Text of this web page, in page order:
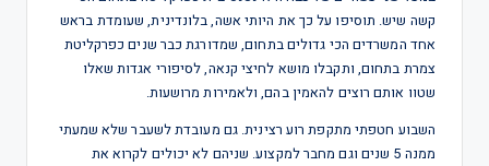
קשה שיש. תוסיפו על כך את היותי אשה, בלונדינית, שעומדת בראש
אחד המשרדים הכי גדולים בתחום, שמדורגת כבר שנים כפרקליטת
צמרת בתחום, ותקבלו מושא לחיצי קנאה, לסיפורי אגדות שאלו
שטוו אותם רוצים להאמין בהם, ולאמירות מרושעות.
השבוע חטפתי מתקפת רוע רצינית. גם מעובדת לשעבר שלא שמעתי
ממנה 5 שנים וגם מחבר למקצוע. שניהם לא יכולים לקרוא את